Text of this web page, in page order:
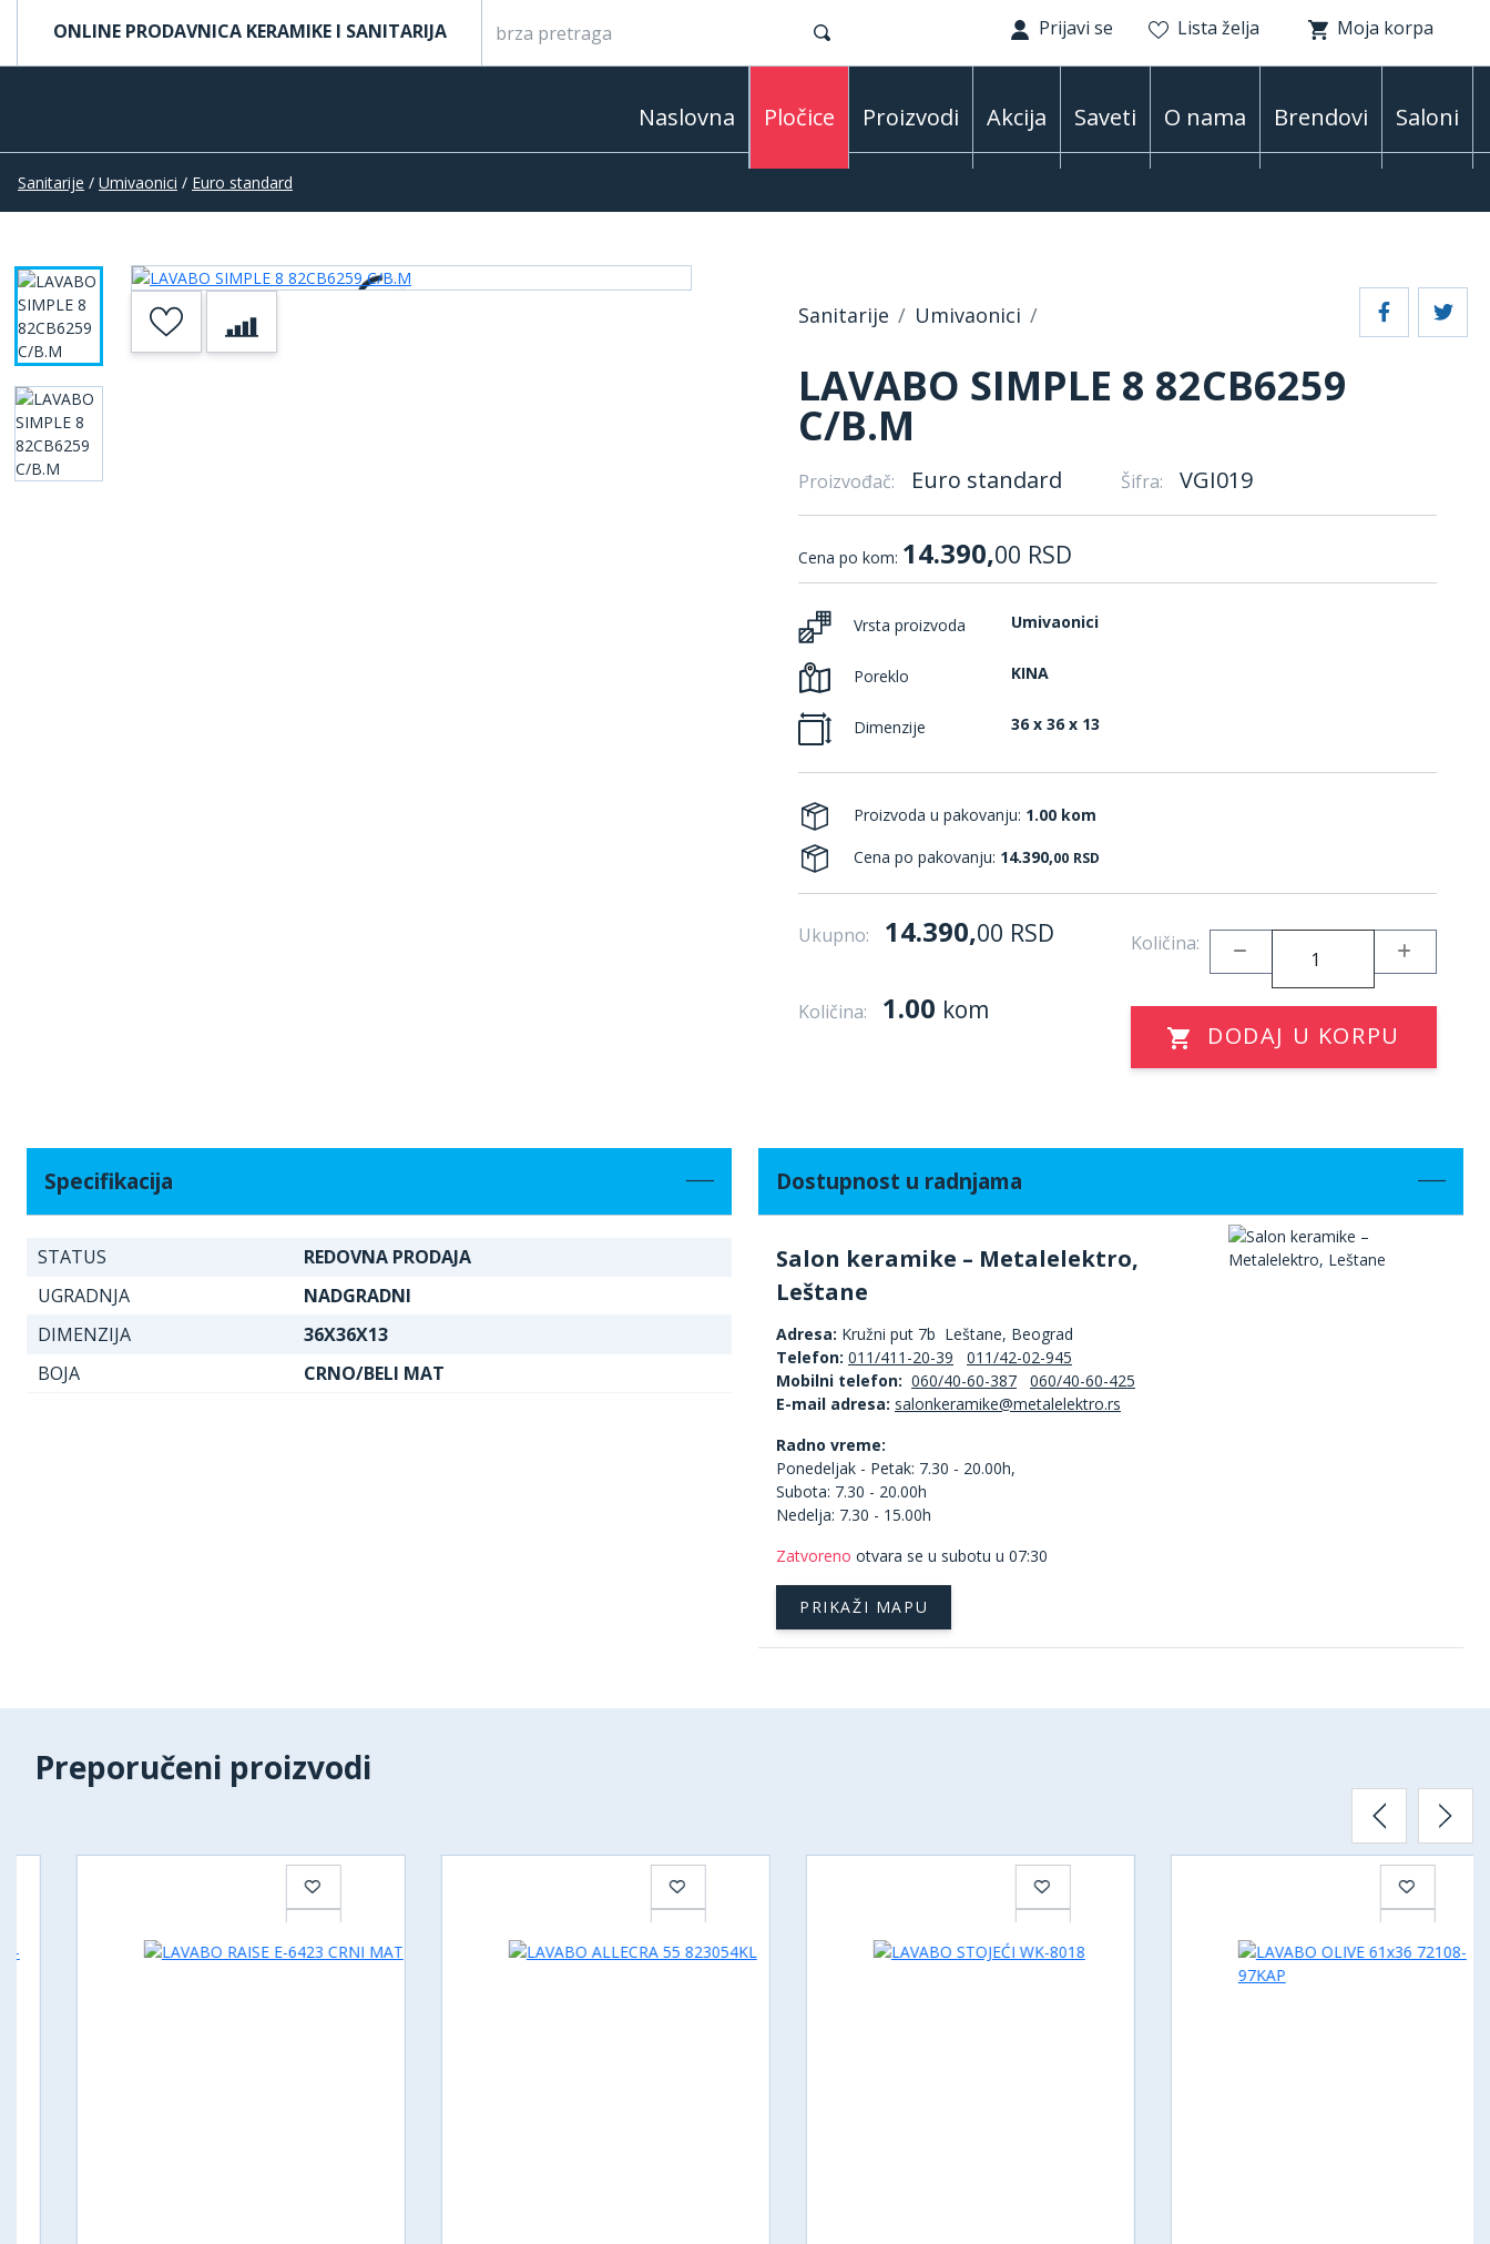
ONLINE PRODAVNICA KERAMIKE I SANITARIJA Prijavi se Lista želja Moja korpa
Naslovna Pločice Proizvodi Akcija Saveti O nama Brendovi Saloni
Sanitarije / Umivaonici / Euro standard
Sanitarije Umivaonici
LAVABO SIMPLE 8 82CB6259
C/B.M
Proizvođač: Euro standard Šifra: VGI019
Cena po kom: 14.390,00 RSD
Vrsta proizvoda Umivaonici
Poreklo KINA
Dimenzije 36 x 36 x 13
Proizvoda u pakovanju: 1.00 kom
Cena po pakovanju: 14.390,00 RSD
Ukupno: 14.390,00 RSD Količina:
Količina: 1.00 kom
DODAJ U KORPU
Specifikacija
STATUS
REDOVNA PRODAJA
UGRADNJA
NADGRADNI
DIMENZIJA
36X36X13
BOJA
CRNO/BELI MAT
Dostupnost u radnjama
Salon keramike – Metalelektro,
Leštane
Adresa: Kružni put 7b Leštane, Beograd
Telefon: 011/411-20-39
011/42-02-945
Mobilni telefon: 060/40-60-387
060/40-60-425
E-mail adresa:
Radno vreme:
Ponedeljak - Petak: 7.30 - 20.00h,
Subota: 7.30 - 20.00h
Nedelja: 7.30 - 15.00h
Zatvoreno otvara se u subotu u 07:30
PRIKAŽI MAPU
Preporučeni proizvodi